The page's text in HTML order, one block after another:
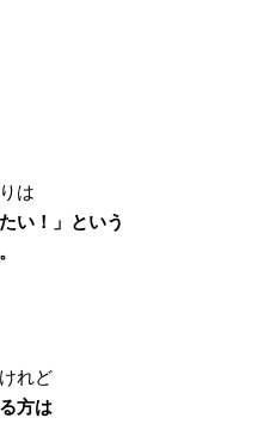
は
い！」という
れど
方は